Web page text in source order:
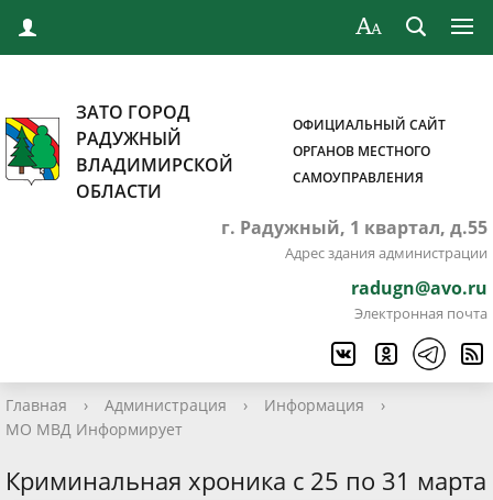
ЗАТО ГОРОД
РАДУЖНЫЙ
ВЛАДИМИРСКОЙ
ОБЛАСТИ
ОФИЦИАЛЬНЫЙ САЙТ
ОРГАНОВ МЕСТНОГО
САМОУПРАВЛЕНИЯ
г. Радужный, 1 квартал, д.55
Адрес здания администрации
radugn@avo.ru
Электронная почта
Главная › Администрация › Информация
›
МО МВД Информирует
Криминальная хроника с 25 по 31 марта